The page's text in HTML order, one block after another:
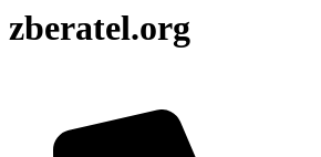
zberatel.org